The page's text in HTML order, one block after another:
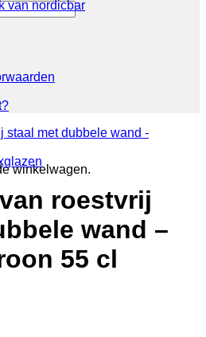
winkelwagen.
van nordicbar
roestvrij
wand –
55 cl